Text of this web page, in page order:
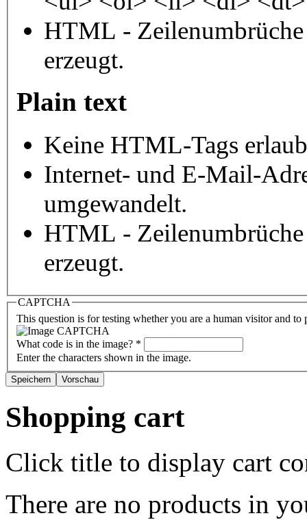
HTML - Zeilenumbrüche
erzeugt.
Plain text
Keine HTML-Tags
Internet- und E-Mail-
umgewandelt.
HTML - Zeilenumbrüche
erzeugt.
CAPTCHA
This question is for testing whether you are a human visitor and to
What code is in the image? *
Enter the characters shown in the image.
Shopping cart
Click title to display cart
There are no products in